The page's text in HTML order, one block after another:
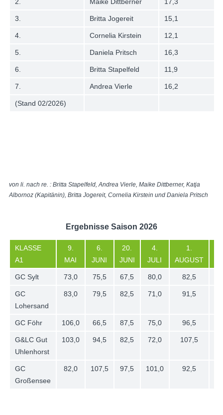
3. Britta Jogereit 15,1
4. Cornelia Kirstein 12,1
5. Daniela Pritsch 16,3
6. Britta Stapelfeld 11,9
7. Andrea Vierle 16,2
(Stand 02/2026)
von li. nach re. : Britta Stapelfeld, Andrea Vierle, Maike Dittberner, Katja
Albornoz (Kapitänin), Britta Jogereit, Cornelia Kirstein und Daniela Pritsch
Ergebnisse Saison 2026
KLASSE
A1
9.
MAI
6.
JUNI
20.
JUNI
4.
JULI
1.
AUGUST
GC Sylt 73,0 75,5 67,5 80,0 82,5
GC
Lohersand
83,0 79,5 82,5 71,0 91,5
GC Föhr 106,0 66,5 87,5 75,0 96,5
G&LC Gut
Uhlenhorst
103,0 94,5 82,5 72,0 107,5
GC
Großensee
82,0 107,5 97,5 101,0 92,5